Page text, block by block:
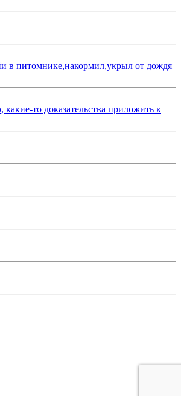
в питомнике,накормил,укрыл от дождя
то доказательства приложить к